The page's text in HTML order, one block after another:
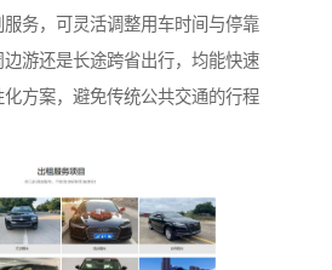
务，可灵活调整用车时间与停靠
游还是长途跨省出行，均能快速
方案，避免传统公共交通的行程